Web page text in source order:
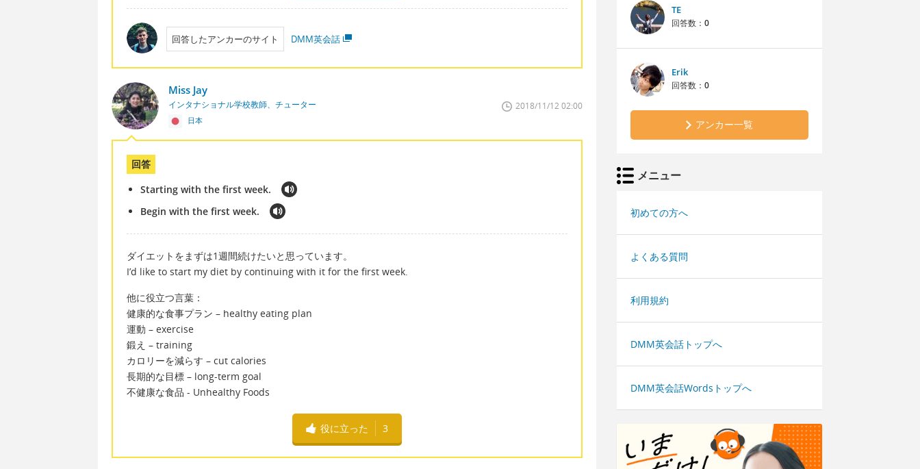
回答したアンカーのサイト DMM英会話
Miss Jay
インタナショナル学校教師、チューター
日本
2018/11/12 02:00
回答
Starting with the first week.
Begin with the first week.
ダイエットをまずは1週間続けたいと思っています。
I’d like to start my diet by continuing with it for the first week.
他に役立つ言葉：
健康的な食事プラン – healthy eating plan
運動 – exercise
鍛え – training
カロリーを減らす – cut calories
長期的な目標 – long-term goal
不健康な食品 - Unhealthy Foods
役に立った 3
TE
回答数： 0
Erik
回答数： 0
アンカー一覧
メニュー
初めての方へ
よくある質問
利用規約
DMM英会話トップへ
DMM英会話Wordsトップへ